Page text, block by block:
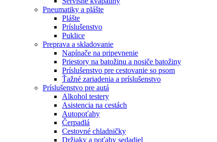
Pneumatiky a plášte
Plášte
Príslušenstvo
Puklice
Preprava a skladovanie
Napínače na pripevnenie
Priestory na batožinu a nosiče batožiny
Príslušenstvo pre cestovanie so psom
Ťažné zariadenia a príslušenstvo
Príslušenstvo pre autá
Alkohol testery
Asistencia na cestách
Autopoťahy
Čerpadlá
Cestovné chladničky
Držiaky a poťahy sedadiel